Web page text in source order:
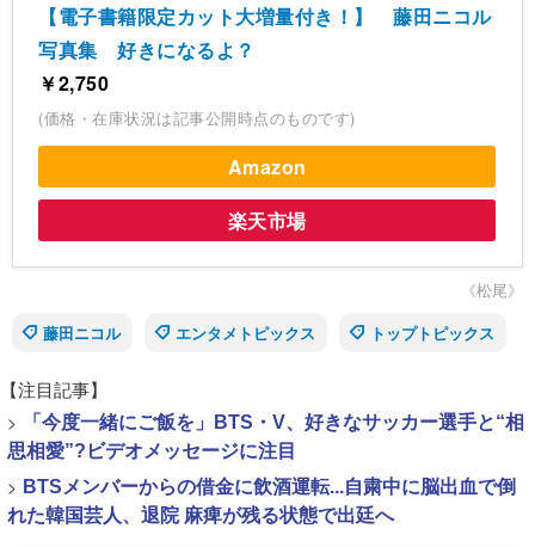
【電子書籍限定カット大増量付き！】 藤田ニコル
写真集 好きになるよ？
￥2,750
(価格・在庫状況は記事公開時点のものです)
Amazon
楽天市場
《松尾》
藤田ニコル
エンタメトピックス トップトピックス
【注目記事】
>
「今度一緒にご飯を」BTS・V、好きなサッカー選手と“相
思相愛”?ビデオメッセージに注目
> BTSメンバーからの借金に飲酒運転...自粛中に脳出血で倒
れた韓国芸人、退院 麻痺が残る状態で出廷へ